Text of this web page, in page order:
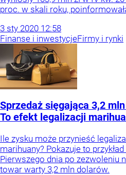
proc. w skali roku,
3 sty 2020 12:58
Finanse i inwestycjeFirmy i rynki
Sprzedaż sięgająca 3,2
To efekt legalizacji
Ile zysku może przynieść
marihuany? Pokazuje to
Pierwszego dnia po zezwoleniu
towar warty 3,2 mln dolarów.